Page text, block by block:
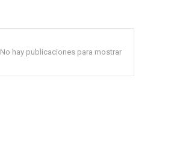
No hay publicaciones para mostrar